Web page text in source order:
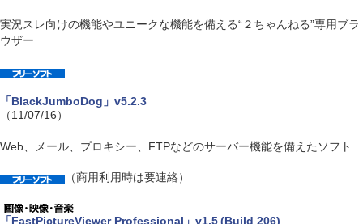
実況スレ向けの機能やユニークな機能を備える“２ちゃんねる”専用ブラ
ウザー
「BlackJumboDog」v5.2.3
（11/07/16）
Web、メール、プロキシー、FTPなどのサーバー機能を備えたソフト
（商用利用時は要連絡）
「FastPictureViewer Professional」v1.5 (Build 206)